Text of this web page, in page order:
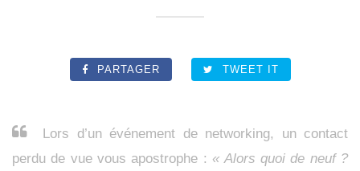
PARTAGER TWEET IT
Lors d’un événement de networking, un contact
perdu de vue vous apostrophe : « Alors quoi de neuf ?